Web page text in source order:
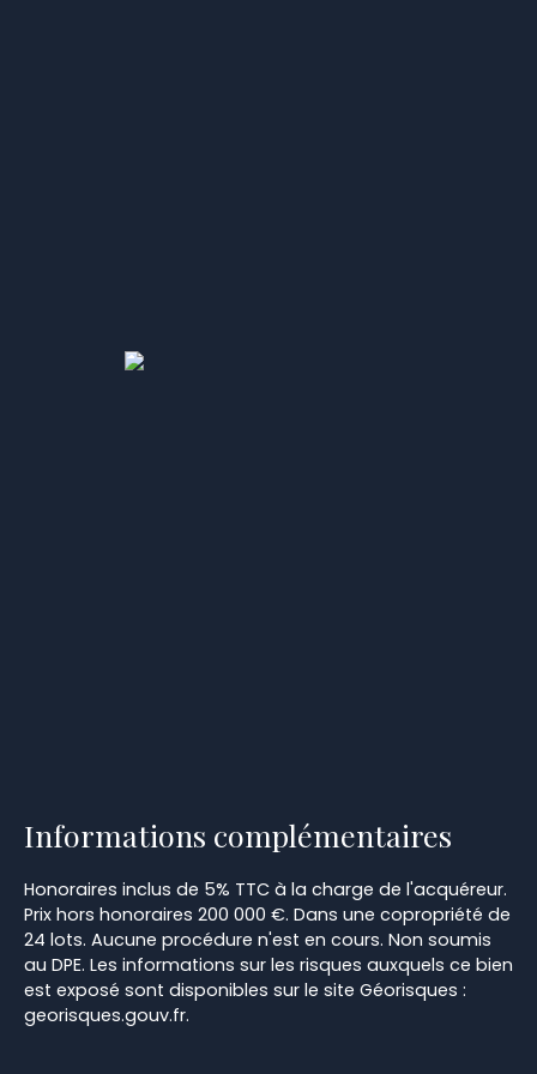
Informations complémentaires
Honoraires inclus de 5% TTC à la charge de l'acquéreur.
Prix hors honoraires 200 000 €. Dans une copropriété de
24 lots. Aucune procédure n'est en cours. Non soumis
au DPE. Les informations sur les risques auxquels ce bien
est exposé sont disponibles sur le site Géorisques :
georisques.gouv.fr.